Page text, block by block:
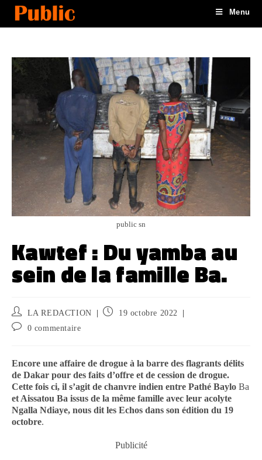
Menu
public sn
Kawtef : Du yamba au
sein de la famille Ba.
LA REDACTION
19 octobre 2022
0 commentaire
Encore une affaire de drogue à la barre des flagrants délits
de Dakar pour des faits d’offre et de cession de drogue.
Cette fois ci, il s’agit de chanvre indien entre Pathé Baylo Ba
et Aissatou Ba issus de la même famille avec leur acolyte
Ngalla Ndiaye, nous dit les Echos dans son édition du 19
octobre.
Publicité